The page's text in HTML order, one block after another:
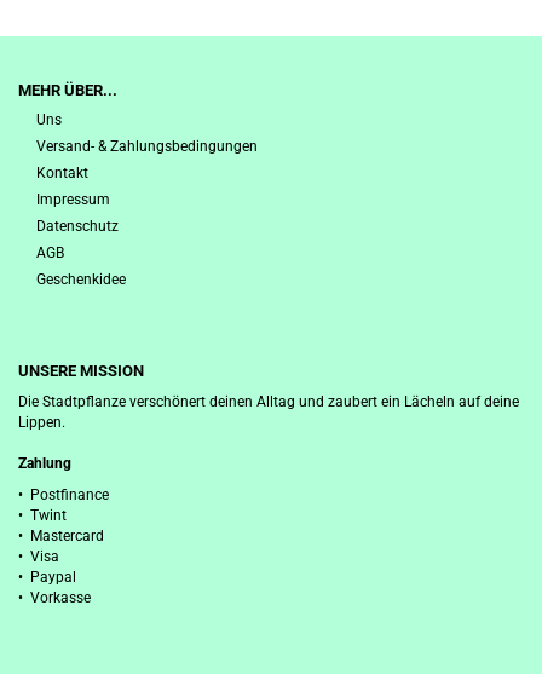
MEHR ÜBER...
Uns
Versand- & Zahlungsbedingungen
Kontakt
Impressum
Datenschutz
AGB
Geschenkidee
UNSERE MISSION
Die Stadtpflanze verschönert deinen Alltag und zaubert ein Lächeln auf deine
Lippen.
Zahlung
• Postfinance
• Twint
• Mastercard
• Visa
• Paypal
• Vorkasse